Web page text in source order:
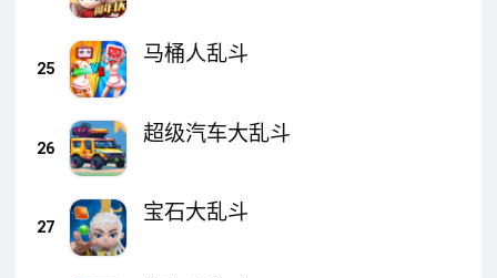
25
马桶人乱斗
26
超级汽车大乱斗
27
宝石大乱斗